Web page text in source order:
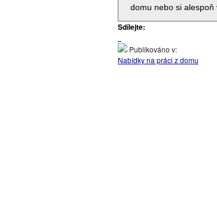
domu nebo si alespoň
Sdílejte:
Publikováno v:
Nabídky na práci z domu